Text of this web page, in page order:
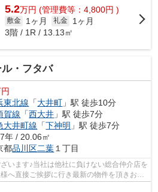
5.2万円 (管理費等：4,800円 )
敷金 1ヶ月 礼金
1ヶ月
3階 / 1R / 13.13㎡
・フタバ
東北線 「大井町 」駅 徒歩10分
賀線 「西大井 」駅 徒歩7分
大井町線 「下神明 」駅 徒歩7分
年 / 20.06㎡
都品川区二葉 １丁目
います♪当社は他社に負けない総合仲介店を
へ直接ご挨拶に行き最新の物件を頂きお客
報は...